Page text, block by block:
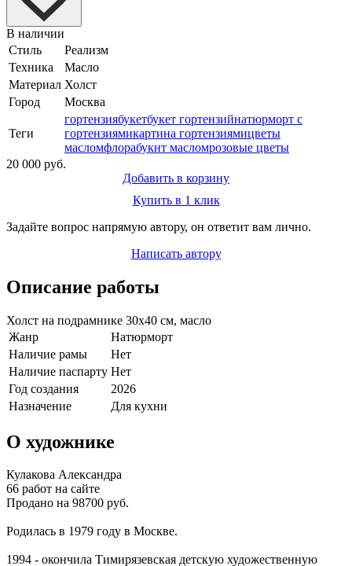
В наличии
Стиль
Реализм
Техника
Масло
Материал Холст
Город
Москва
Теги
гортензиябукетбукет гортензийнатюрморт с
гортензиямикартина гортензиямицветы
масломфлорабукнт масломрозовые цветы
20 000 руб.
Добавить в корзину
Купить в 1 клик
Задайте вопрос напрямую автору, он ответит вам лично.
Написать автору
Описание работы
Холст на подрамнике 30х40 см, масло
Жанр
Натюрморт
Наличие рамы
Нет
Наличие паспарту Нет
Год создания
2026
Назначение
Для кухни
О художнике
Кулакова Александра
66 работ на сайте
Продано на 98700 руб.
Родилась в 1979 году в Москве.
1994 - окончила Тимирязевская детскую художественную